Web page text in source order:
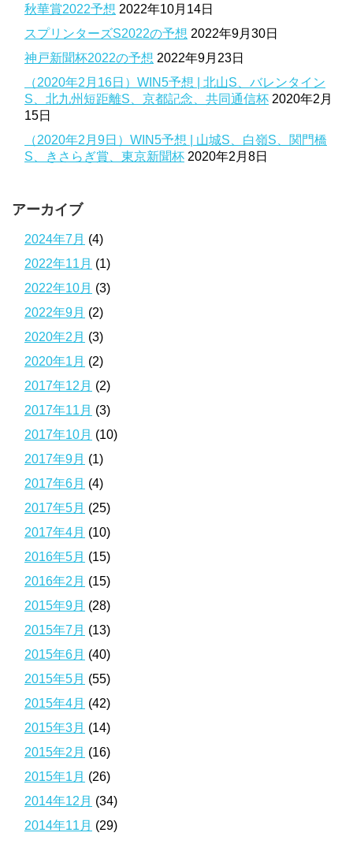
秋華賞2022予想 2022年10月14日
スプリンターズS2022の予想 2022年9月30日
神戸新聞杯2022の予想 2022年9月23日
（2020年2月16日）WIN5予想 | 北山S、バレンタイン
S、北九州短距離S、京都記念、共同通信杯 2020年2月
15日
（2020年2月9日）WIN5予想 | 山城S、白嶺S、関門橋
S、きさらぎ賞、東京新聞杯 2020年2月8日
アーカイブ
2024年7月 (4)
2022年11月 (1)
2022年10月 (3)
2022年9月 (2)
2020年2月 (3)
2020年1月 (2)
2017年12月 (2)
2017年11月 (3)
2017年10月 (10)
2017年9月 (1)
2017年6月 (4)
2017年5月 (25)
2017年4月 (10)
2016年5月 (15)
2016年2月 (15)
2015年9月 (28)
2015年7月 (13)
2015年6月 (40)
2015年5月 (55)
2015年4月 (42)
2015年3月 (14)
2015年2月 (16)
2015年1月 (26)
2014年12月 (34)
2014年11月 (29)